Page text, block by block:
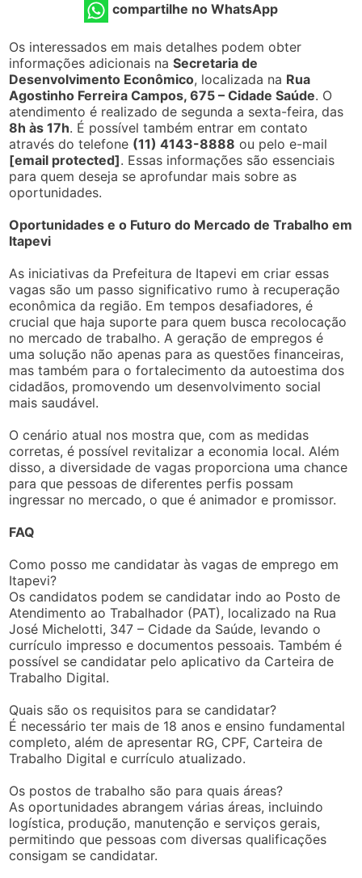
compartilhe no WhatsApp
Os interessados em mais detalhes podem obter
informações adicionais naSecretaria de
Desenvolvimento Econômico, localizada na Rua
Agostinho Ferreira Campos, 675 – Cidade Saúde. O
atendimento é realizado de segunda a sexta-feira, das
8h às 17h. É possível também entrar em contato
através do telefone (11) 4143-8888 ou pelo e-mail
[email protected]. Essas informações são essenciais
para quem deseja se aprofundar mais sobre as
oportunidades.
Oportunidades e o Futuro do Mercado de Trabalho em
Itapevi
As iniciativas da Prefeitura de Itapevi em criar essas
vagas são um passo significativo rumo à recuperação
econômica da região. Em tempos desafiadores, é
crucial que haja suporte para quem busca recolocação
no mercado de trabalho. A geração de empregos é
uma solução não apenas para as questões financeiras,
mas também para o fortalecimento da autoestima dos
cidadãos, promovendo um desenvolvimento social
mais saudável.
O cenário atual nos mostra que, com as medidas
corretas, é possível revitalizar a economia local. Além
disso, a diversidade de vagas proporciona uma chance
para que pessoas de diferentes perfis possam
ingressar no mercado, o que é animador e promissor.
FAQ
Como posso me candidatar às vagas de emprego em
Itapevi?
Os candidatos podem se candidatar indo ao Posto de
Atendimento ao Trabalhador (PAT), localizado na Rua
José Michelotti, 347 – Cidade da Saúde, levando o
currículo impresso e documentos pessoais. Também é
possível se candidatar pelo aplicativo da Carteira de
Trabalho Digital.
Quais são os requisitos para se candidatar?
É necessário ter mais de 18 anos e ensino fundamental
completo, além de apresentar RG, CPF, Carteira de
Trabalho Digital e currículo atualizado.
Os postos de trabalho são para quais áreas?
As oportunidades abrangem várias áreas, incluindo
logística, produção, manutenção e serviços gerais,
permitindo que pessoas com diversas qualificações
consigam se candidatar.